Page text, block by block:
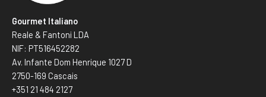
Gourmet Italiano
Reale & Fantoni LDA
NIF: PT516452282
Av. Infante Dom Henrique 1027 D
2750-169 Cascais
+351 21 484 2127